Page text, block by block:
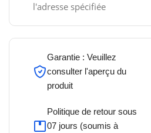
l'adresse spécifiée
Garantie : Veuillez
consulter l'aperçu du
produit
Politique de retour sous
07 jours (soumis à